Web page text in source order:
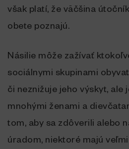
však platí, že väčšina
obete poznajú.
Násilie môže zažívať
sociálnymi skupinami
či neznižuje jeho výskyt, ale
mnohými ženami a
tom, aby sa zdôverili alebo
úradom, niektoré majú